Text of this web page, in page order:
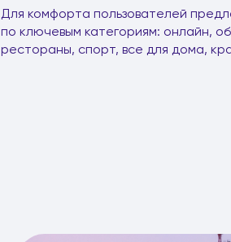
Для комфорта пользователей
по ключевым категориям: онлайн,
рестораны, спорт, все для дома,